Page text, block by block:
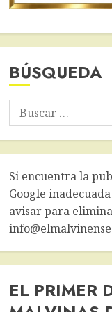
BÚSQUEDA
Buscar:
Si encuentra la
Google
avisar para
EL PRIMER